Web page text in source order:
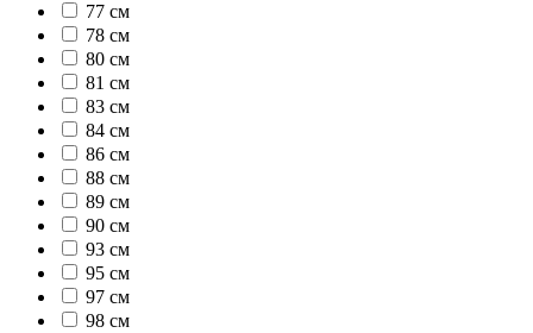
77 см
78 см
80 см
81 см
83 см
84 см
86 см
88 см
89 см
90 см
93 см
95 см
97 см
98 см